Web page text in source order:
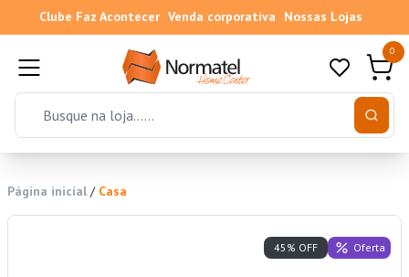
Clube Faz Acontecer Venda corporativa Nossas Lojas
0
Página inicial / Casa
45% OFF Oferta